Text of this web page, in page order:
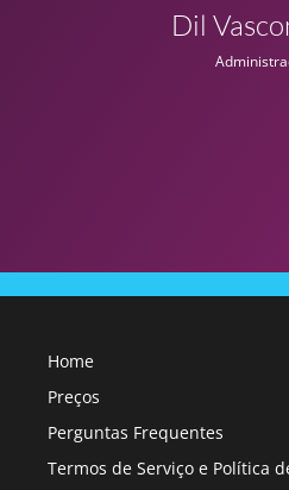
Dil
Home
Preços
Perguntas Frequentes
Termos de Serviço e Política